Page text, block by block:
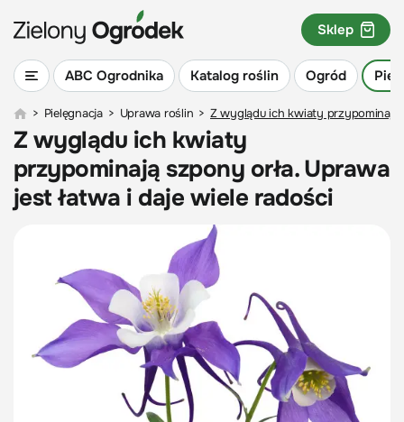
ABC Ogrodnika Katalog roślin Ogród
Sklep
> Pielęgnacja > Uprawa roślin > Z wyglądu ich kwiaty przypominają
Z wyglądu ich kwiaty
przypominają szpony orła. Uprawa
jest łatwa i daje wiele radości